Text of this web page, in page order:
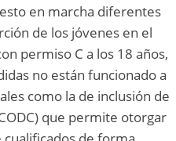
en marcha diferentes
de los jóvenes en el
permiso C a los 18 años,
no están funcionado a
como la de inclusión de
que permite otorgar